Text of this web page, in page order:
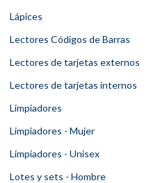
Lápices
Lectores Códigos de Barras
Lectores de tarjetas externos
Lectores de tarjetas internos
Limpiadores
Limpiadores - Mujer
Limpiadores - Unisex
Lotes y sets - Hombre